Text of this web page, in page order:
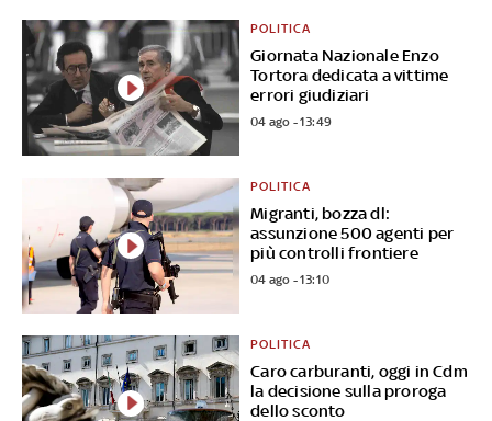
Giornata Nazionale Enzo
Tortora dedicata a vittime
errori giudiziari
POLITICA
04 ago - 13:49
Migranti, bozza dl:
assunzione 500 agenti per
più controlli frontiere
POLITICA
04 ago - 13:10
Caro carburanti, oggi in Cdm
la decisione sulla proroga
dello sconto
POLITICA